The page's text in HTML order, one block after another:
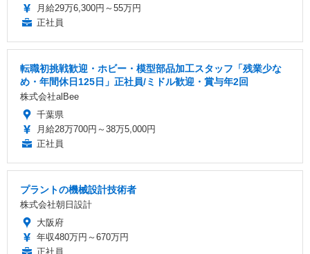
月給29万6,300円～55万円
正社員
転職初挑戦歓迎・ホビー・模型部品加工スタッフ「残業少な
め・年間休日125日」正社員/ミドル歓迎・賞与年2回
株式会社alBee
千葉県
月給28万700円～38万5,000円
正社員
プラントの機械設計技術者
株式会社朝日設計
大阪府
年収480万円～670万円
正社員